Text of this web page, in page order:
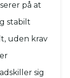
på at
stabilt
uden krav
sig